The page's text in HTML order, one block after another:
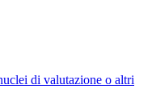
di valutazione o altri